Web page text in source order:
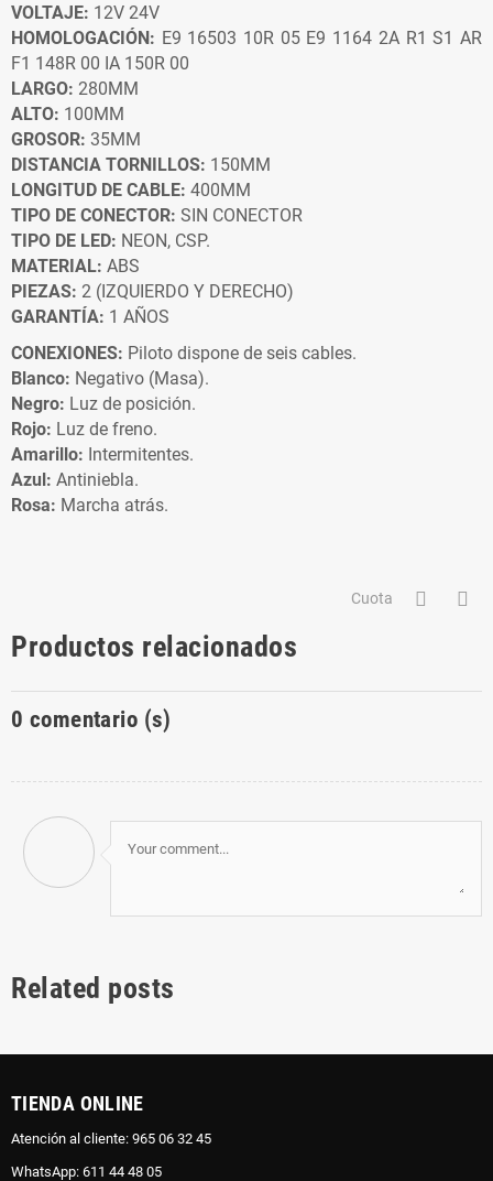
VOLTAJE: 12V 24V
HOMOLOGACIÓN: E9 16503 10R 05 E9 1164 2A R1 S1 AR
F1 148R 00 IA 150R 00
LARGO: 280MM
ALTO: 100MM
GROSOR: 35MM
DISTANCIA TORNILLOS: 150MM
LONGITUD DE CABLE: 400MM
TIPO DE CONECTOR: SIN CONECTOR
TIPO DE LED: NEON, CSP.
MATERIAL: ABS
PIEZAS: 2 (IZQUIERDO Y DERECHO)
GARANTÍA: 1 AÑOS
CONEXIONES: Piloto dispone de seis cables.
Blanco: Negativo (Masa).
Negro: Luz de posición.
Rojo: Luz de freno.
Amarillo: Intermitentes.
Azul: Antiniebla.
Rosa: Marcha atrás.
Cuota
Productos relacionados
0 comentario (s)
Related posts
TIENDA ONLINE
Atención al cliente: 965 06 32 45
WhatsApp: 611 44 48 05